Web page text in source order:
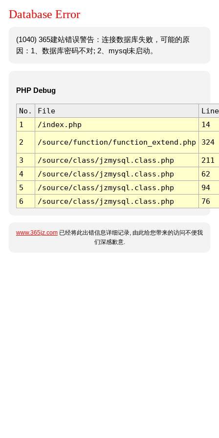
Database Error
(1040) 365建站错误警告：连接数据库失败，可能的原
因：1、数据库密码不对; 2、mysql未启动。
PHP Debug
No. File
Line
1
/index.php 14
2 /source/function/function_extend.php 324
3 /source/class/jzmysql.class.php
211
4
/source/class/jzmysql.class.php
62
5
/source/class/jzmysql.class.php
94
6
/source/class/jzmysql.class.php 76
www.365jz.com 已经将此出错信息详细记录, 由此给您带来的访问不便我
们深感歉意.